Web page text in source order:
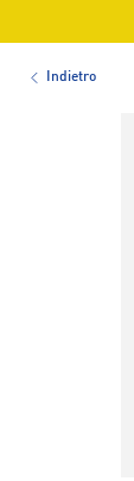
Indietro